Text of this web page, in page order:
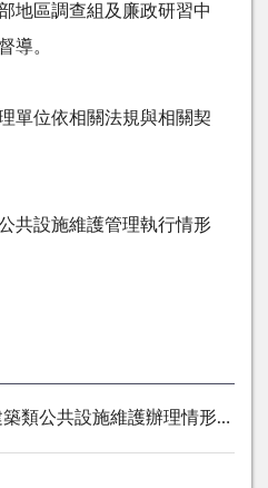
地區調查組及廉政研習中
導。
單位依相關法規與相關契
共設施維護管理執行情形
公共設施維護辦理情形總表.pdf